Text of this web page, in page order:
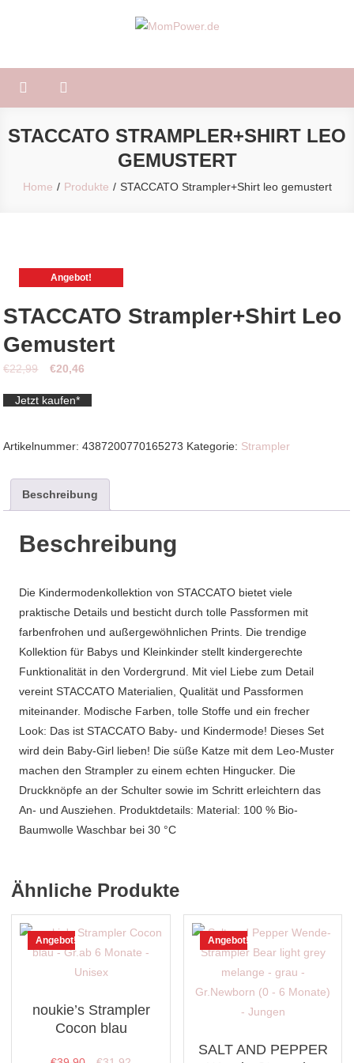
STACCATO STRAMPLER+SHIRT LEO
GEMUSTERT
Home Produkte STACCATO Strampler+Shirt leo gemustert
Angebot!
STACCATO Strampler+Shirt Leo
Gemustert
€22,99
Ursprünglicher
war:
€20,46
ist:
Jetzt kaufen*
Artikelnummer:4387200770165273 Kategorie: Strampler
Beschreibung
Beschreibung
Die Kindermodenkollektion von STACCATO bietet viele
praktische Details und besticht durch tolle Passformen mit
farbenfrohen und außergewöhnlichen Prints. Die trendige
Kollektion für Babys und Kleinkinder stellt kindergerechte
Funktionalität in den Vordergrund. Mit viel Liebe zum Detail
vereint STACCATO Materialien, Qualität und Passformen
miteinander. Modische Farben, tolle Stoffe und ein frecher
Look: Das ist STACCATO Baby- und Kindermode! Dieses Set
wird dein Baby-Girl lieben! Die süße Katze mit dem Leo-Muster
machen den Strampler zu einem echten Hingucker. Die
Druckknöpfe an der Schulter sowie im Schritt erleichtern das
An- und Ausziehen. Produktdetails: Material: 100 % Bio-
Baumwolle Waschbar bei 30 °C
Ähnliche Produkte
Angebot!
noukie’s Strampler
Cocon blau
Angebot!
SALT AND PEPPER